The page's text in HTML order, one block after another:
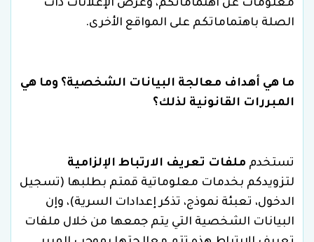
معلومات عن اهتماماتكم، وعرض الإعلانات ذات
الصلة باهتماماتكم على المواقع الأخرى.
ما هي أهداف معالجة البيانات الشخصية؟ وما هي
المبررات القانونية لذلك؟
تستخدم ملفات تعريف الارتباط الإلزامية
لتزويدكم بخدمات معلوماتية قمتم بطلبها (تسجيل
الدخول، تعبئة نموذج، تذكر إعدادات السرية)، وإن
البيانات الشخصية التي يتم جمعها من خلال ملفات